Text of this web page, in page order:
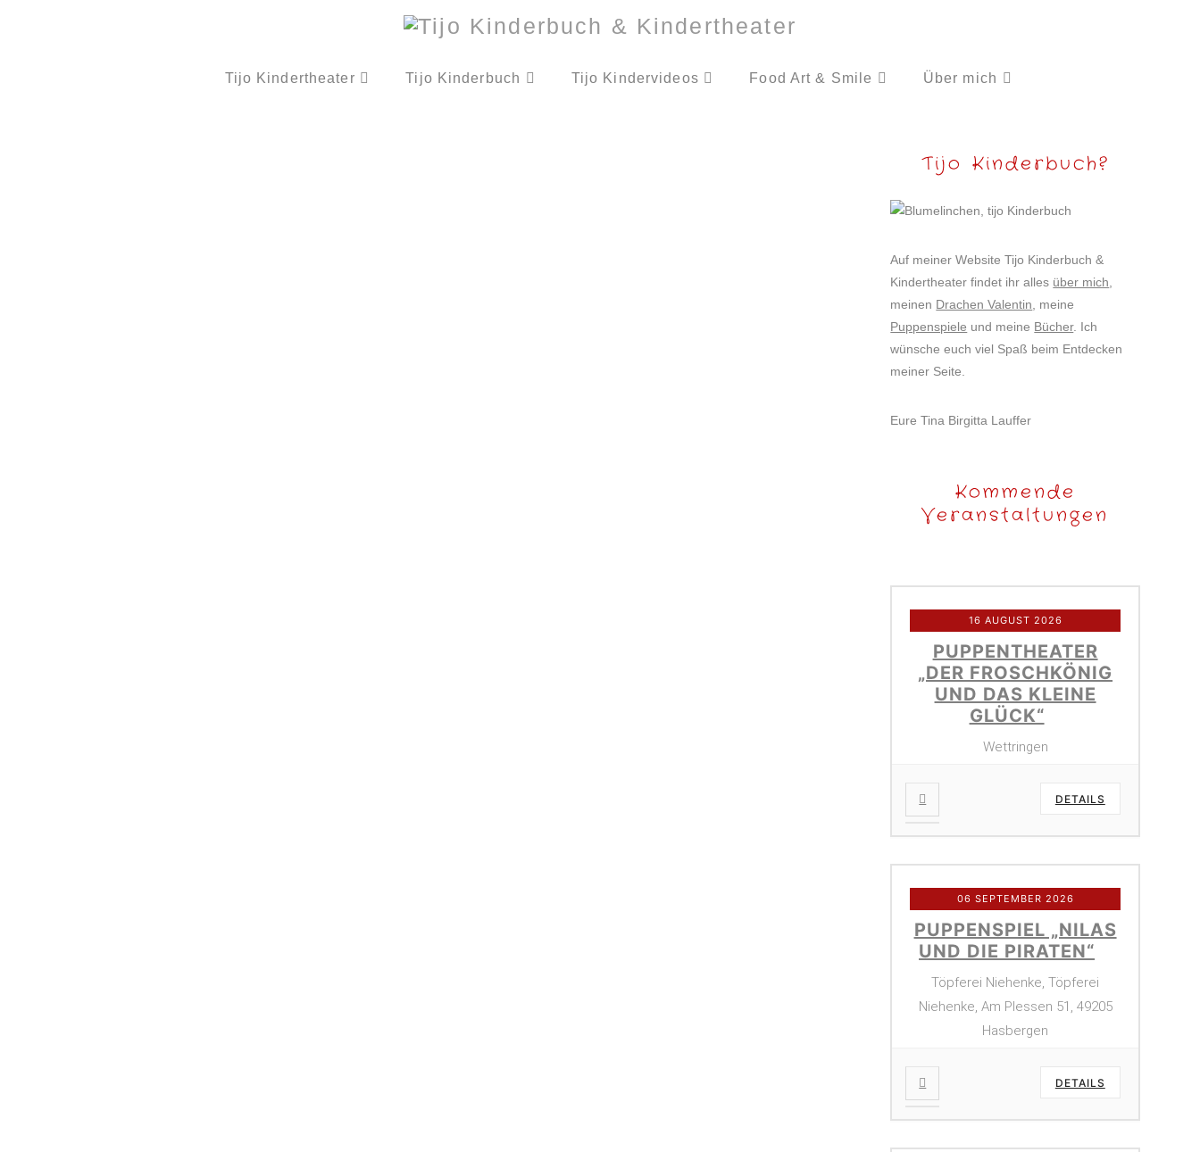
Tijo Kindertheater Tijo Kinderbuch Tijo Kindervideos Food Art & Smile Über mich
Tijo Kinderbuch?
Auf meiner Website Tijo Kinderbuch &
Kindertheater findet ihr alles über mich
meinen Drachen Valentin , meine
Puppenspiele und meine Bücher. Ich
wünsche euch viel Spaß beim Entdecken
meiner Seite.
Eure Tina Birgitta Lauffer
Kommende
Veranstaltungen
16 AUGUST 2026
PUPPENTHEATER
„DER FROSCHKÖNIG
UND DAS KLEINE
GLÜCK“
Wettringen
DETAILS
06 SEPTEMBER 2026
PUPPENSPIEL „NILAS
UND DIE PIRATEN“
Töpferei Niehenke, Töpferei
Niehenke, Am Plessen 51, 49205
Hasbergen
DETAILS